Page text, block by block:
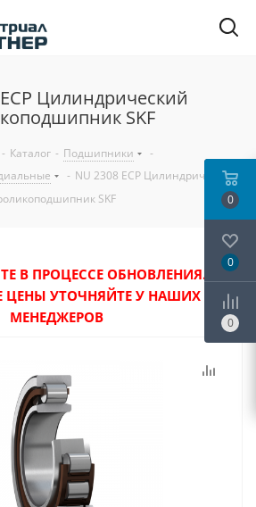
Цилиндрический
SKF
- Каталог - Подшипники
-
- NU 2308 ECP Цилиндрический
SKF
В ПРОЦЕССЕ ОБНОВЛЕНИЯ.
ЦЕНЫ УТОЧНЯЙТЕ У НАШИХ
МЕНЕДЖЕРОВ
0
0
0